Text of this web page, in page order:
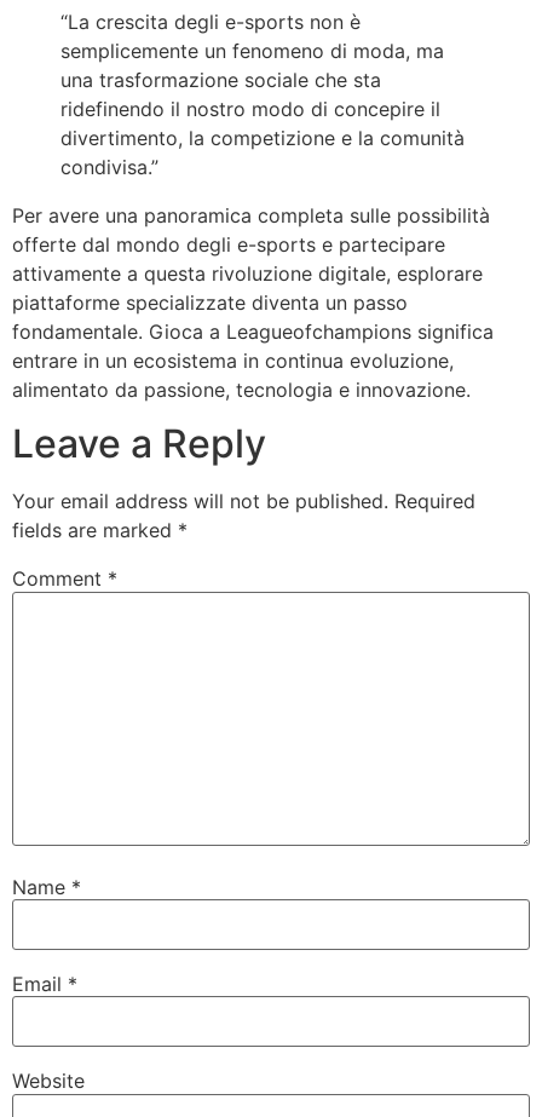
“La crescita degli e-sports non è
semplicemente un fenomeno di moda, ma
una trasformazione sociale che sta
ridefinendo il nostro modo di concepire il
divertimento, la competizione e la comunità
condivisa.”
Per avere una panoramica completa sulle possibilità
offerte dal mondo degli e-sports e partecipare
attivamente a questa rivoluzione digitale, esplorare
piattaforme specializzate diventa un passo
fondamentale. Gioca a Leagueofchampions significa
entrare in un ecosistema in continua evoluzione,
alimentato da passione, tecnologia e innovazione.
Leave a Reply
Your email address will not be published. Required
fields are marked *
Comment *
Name *
Email *
Website